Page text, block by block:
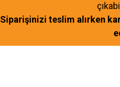
Siparişinizi teslim alırken